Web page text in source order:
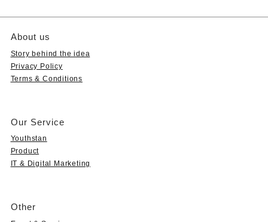
About us
Story behind the idea
Privacy Policy
Terms & Conditions
Our Service
Youthstan
Product
IT & Digital Marketing
Other